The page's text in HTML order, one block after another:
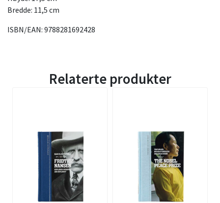
Bredde: 11,5 cm
ISBN/EAN: 9788281692428
Relaterte produkter